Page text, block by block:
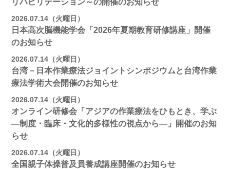
リハビリテーション～の開催のお知らせ
2026.07.14（火曜日）
日本高次脳機能学会「2026年夏期教育研修講座」開催
のお知らせ
2026.07.14（火曜日）
台湾－日本作業療法ジョイントシンポジウムと台湾作業
療法学術大会開催のお知らせ
2026.07.14（火曜日）
オンライン研修会「アジアの作業療法をひもとき、学ぶ
―制度・臨床・文化的多様性の視点から―」開催のお知
らせ
2026.07.14（火曜日）
全国親子体操普及員養成講座開催のお知らせ